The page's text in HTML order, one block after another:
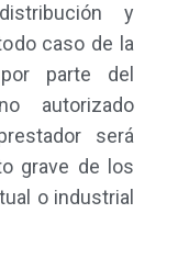
y
caso de la
parte del
autorizado
será
grave de los
o industrial